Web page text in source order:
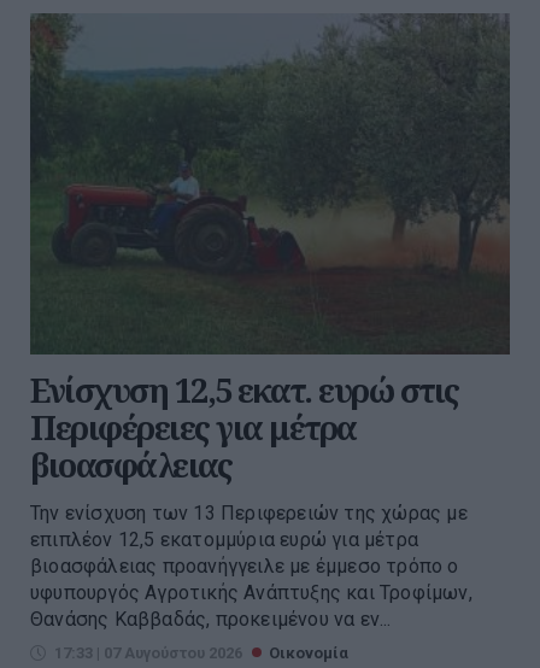
Ενίσχυση 12,5 εκατ. ευρώ στις
Περιφέρειες για μέτρα
βιοασφάλειας
Την ενίσχυση των 13 Περιφερειών της χώρας με
επιπλέον 12,5 εκατομμύρια ευρώ για μέτρα
βιοασφάλειας προανήγγειλε με έμμεσο τρόπο ο
υφυπουργός Αγροτικής Ανάπτυξης και Τροφίμων,
Θανάσης Καββαδάς, προκειμένου να εν...
17:33 | 07 Αυγούστου 2026 Οικονομία